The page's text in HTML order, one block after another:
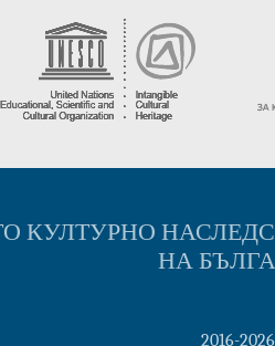
КУЛТУРНО
НА
2016-